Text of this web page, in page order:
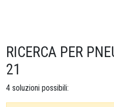
RICERCA PER
21
4 soluzioni possibili: